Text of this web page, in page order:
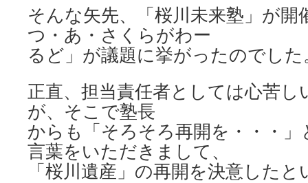
そんな矢先、「桜川未来塾」が
つ・あ・さくらがわー
るど」が議題に挙がったのでした
正直、担当責任者としては心苦
が、そこで塾長
からも「そろそろ再開を・・・」
言葉をいただきまして、
「桜川遺産」の再開を決意した